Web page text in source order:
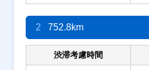
2 752.8km
渋滞考慮時間